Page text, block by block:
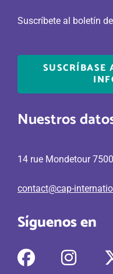
Nuestros
14 rue Mondetour
contact@cap-
Síguenos en
fab
fab
Suscríbete al boletín
SUSCRÍBASE